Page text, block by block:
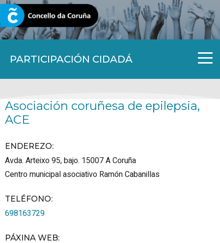
PARTICIPACIÓN CIDADÁ
CORUNA.GAL
Asociación coruñesa de epilepsia,
ACE
ENDEREZO:
Avda. Arteixo 95, bajo. 15007A Coruña
Centro municipal asociativo Ramón Cabanillas
TELÉFONO:
698163729
PÁXINA WEB: